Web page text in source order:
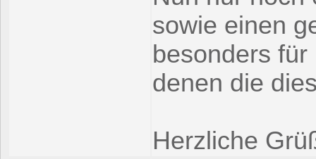
sowie einen
besonders
denen die
Herzliche